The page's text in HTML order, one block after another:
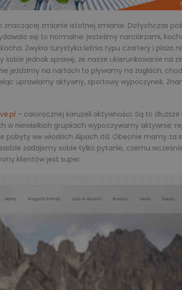
znaczącej zmianie istotnej zmianie. Dotychczas
się to normalne: jesteśmy narciarzami,
Zwykła turystyka letnia typu czartery i plaża
jednak sprawę, że nasze ukierunkowanie na
jeździmy na nartach to pływamy na żaglach,
uprawiamy aktywny, sportowy wypoczynek.
– całorocznej karuzeli aktywności. Są to
w niewielkich grupkach wypoczywamy aktywnie:
pobyty we włoskich Alpach itd. Obecnie mamy za
zadajemy sobie tylko pytanie, czemu
klientów jest super.